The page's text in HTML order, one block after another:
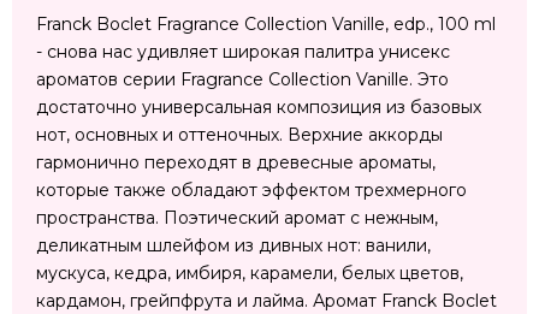
Franck Boclet Fragrance Collection Vanille, edp., 100 ml
- снова нас удивляет широкая палитра унисекс
ароматов серии Fragrance Collection Vanille. Это
достаточно универсальная композиция из базовых
нот, основных и оттеночных. Верхние аккорды
гармонично переходят в древесные ароматы,
которые также обладают эффектом трехмерного
пространства. Поэтический аромат с нежным,
деликатным шлейфом из дивных нот: ванили,
мускуса, кедра, имбиря, карамели, белых цветов,
кардамон, грейпфрута и лайма. Аромат Franck Boclet